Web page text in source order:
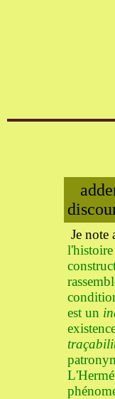
Je note
l'histoire
est un